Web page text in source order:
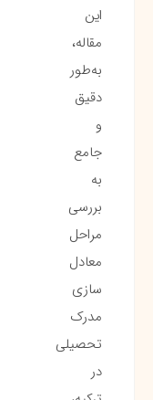
این
مقاله،
به‌طور
دقیق
و
جامع
به
بررسی
مراحل
معادل
سازی
مدرک
تحصیلی
در